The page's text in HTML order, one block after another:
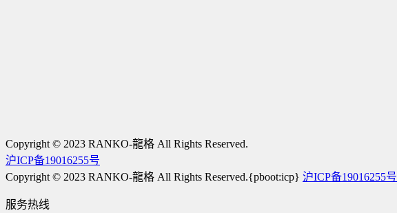
Copyright © 2023 RANKO-龍格 All Rights Reserved.
沪ICP备19016255号
Copyright © 2023 RANKO-龍格 All Rights Reserved.{pboot:icp} 沪ICP备19016255号
服务热线